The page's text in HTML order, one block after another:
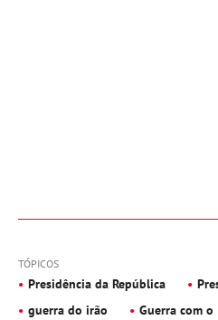
TÓPICOS
Presidência da República
guerra do irão
Guerra com o